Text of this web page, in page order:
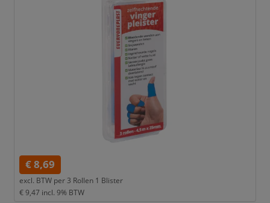
€ 8,69
excl. BTW per 3 Rollen 1 Blister
€ 9,47 incl. 9% BTW